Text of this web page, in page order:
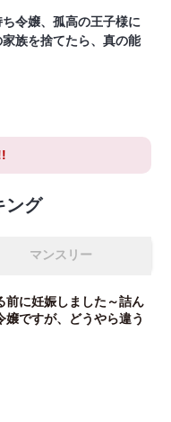
令嬢、孤高の王子様に
族を捨てたら、真の能
ング
マンスリー
前に妊娠しました～詰ん
嬢ですが、どうやら違う